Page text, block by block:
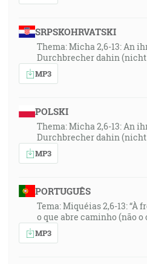
SRPSKOHRVATSKI
Thema: Micha 2,6-13: An
Durchbrecher dahin
MP3
POLSKI
Thema: Micha 2,6-13: An
Durchbrecher dahin
MP3
PORTUGUÊS
Tema: Miquéias 2,6-13: “À
o que abre caminho (não o
MP3